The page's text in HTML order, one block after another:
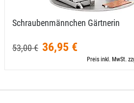
Schraubenmännchen Gärtnerin
53,00 € 36,95 €
Preis inkl. MwSt.